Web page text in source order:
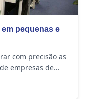
pequenas e
com precisão as
empresas de